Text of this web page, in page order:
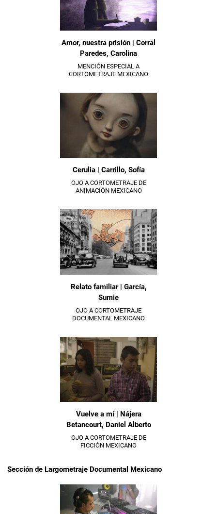
Amor, nuestra prisión | Corral
Paredes, Carolina
MENCIÓN ESPECIAL A
CORTOMETRAJE MEXICANO
Cerulia | Carrillo, Sofía
OJO A CORTOMETRAJE DE
ANIMACIÓN MEXICANO
Relato familiar | García,
Sumie
OJO A CORTOMETRAJE
DOCUMENTAL MEXICANO
Vuelve a mí | Nájera
Betancourt, Daniel Alberto
OJO A CORTOMETRAJE DE
FICCIÓN MEXICANO
Sección de Largometraje Documental Mexicano